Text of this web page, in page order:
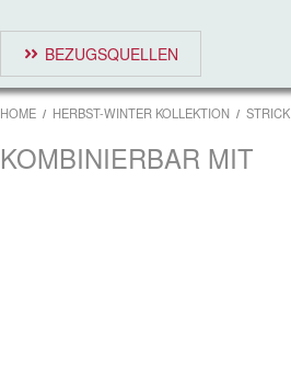
BEZUGSQUELLEN
HOME HERBST-WINTER KOLLEKTION STRICK
KOMBINIERBAR MIT